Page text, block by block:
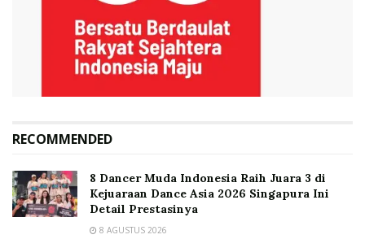
RECOMMENDED
8 Dancer Muda Indonesia Raih Juara 3 di
Kejuaraan Dance Asia 2026 Singapura Ini
Detail Prestasinya
8 AGUSTUS 2026